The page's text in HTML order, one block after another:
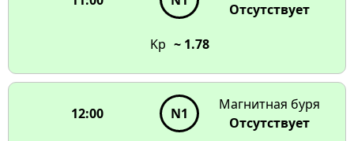
Отсутствует
Kp ~ 1.78
12:00 N1
Магнитная буря
Отсутствует